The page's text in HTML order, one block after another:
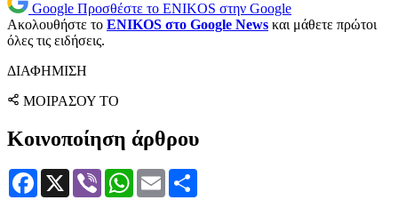
Google Προσθέστε το ENIKOS στην Google
Ακολουθήστε το ENIKOS στο Google News και μάθετε πρώτοι
όλες τις ειδήσεις.
ΔΙΑΦΗΜΙΣΗ
ΜΟΙΡΑΣΟΥ ΤΟ
Κοινοποίηση άρθρου
Facebook
X Viber WhatsApp
Email